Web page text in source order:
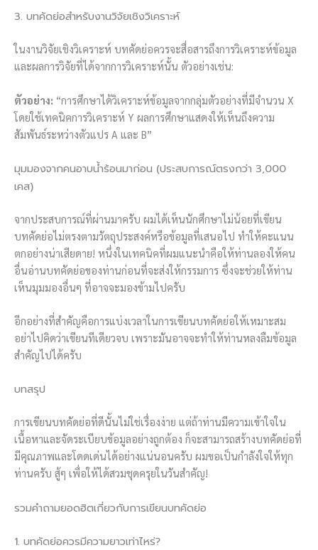
3. บทคัดย่อสำหรับงานวิจัยเชิงวิเคราะห์
ในงานวิจัยเชิงวิเคราะห์ บทคัดย่อควรจะสื่อสารถึงการวิเคราะห์ข้อมูล
และผลการวิจัยที่ได้จากการวิเคราะห์นั้น ตัวอย่างเช่น:
ตัวอย่าง: “การศึกษาได้วิเคราะห์ข้อมูลจากกลุ่มตัวอย่างที่มีจำนวน X
โดยใช้เทคนิคการวิเคราะห์ Y ผลการศึกษาแสดงให้เห็นถึงความ
สัมพันธ์ระหว่างตัวแปร A และ B”
มุมมองจากคนอาบน้ำร้อนมาก่อน (ประสบการณ์ตรงกว่า 3,000
เคส)
จากประสบการณ์ที่ผ่านมาครับ ผมได้เห็นนักศึกษาไม่น้อยที่เขียน
บทคัดย่อไม่ตรงตามวัตถุประสงค์หรือข้อมูลที่เสนอไป ทำให้คะแนน
ตกอย่างน่าเสียดาย! หนึ่งในเทคนิคที่ผมแนะนำคือให้ท่านลองให้คน
อื่นอ่านบทคัดย่อของท่านก่อนที่จะส่งให้กรรมการ ซึ่งจะช่วยให้ท่าน
เห็นมุมมองอื่นๆ ที่อาจจะมองข้ามไปครับ
อีกอย่างที่สำคัญคือการแบ่งเวลาในการเขียนบทคัดย่อให้เหมาะสม
อย่าไปคิดว่าเขียนทีเดียวจบ เพราะมันอาจจะทำให้ท่านหลงลืมข้อมูล
สำคัญไปได้ครับ
บทสรุป
การเขียนบทคัดย่อที่ดีนั้นไม่ใช่เรื่องง่าย แต่ถ้าท่านมีความเข้าใจใน
เนื้อหาและจัดระเบียบข้อมูลอย่างถูกต้อง ก็จะสามารถสร้างบทคัดย่อที่
มีคุณภาพและโดดเด่นได้อย่างแน่นอนครับ ผมขอเป็นกำลังใจให้ทุก
ท่านครับ สู้ๆ เพื่อให้ได้สวมชุดครุยในวันสำคัญ!
รวมคำถามยอดฮิตเกี่ยวกับการเขียนบทคัดย่อ
1. บทคัดย่อควรมีความยาวเท่าไหร่?